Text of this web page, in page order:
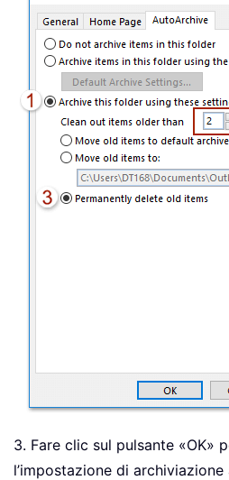
3. Fare clic sul pulsante «OK»
l’impostazione di